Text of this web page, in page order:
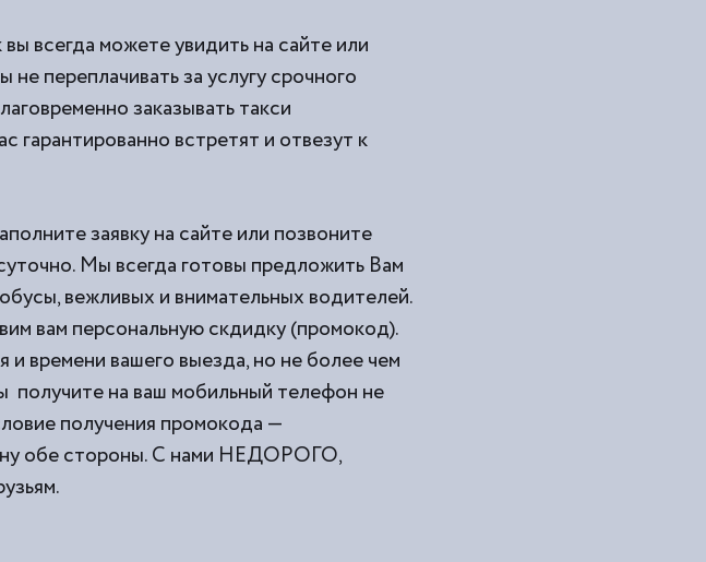
всегда можете увидить на сайте или
переплачивать за услугу срочного
заказывать такси
гарантированно встретят и отвезут к
заявку на сайте или позвоните
Мы всегда готовы предложить Вам
вежливых и внимательных водителей.
вам персональную скдидку (промокод).
и времени вашего выезда, но не более чем
на ваш мобильный телефон не
получения промокода —
обе стороны. С нами НЕДОРОГО,